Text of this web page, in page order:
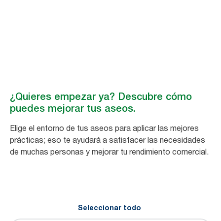
¿Quieres empezar ya? Descubre cómo
puedes mejorar tus aseos.
Elige el entorno de tus aseos para aplicar las mejores
prácticas; eso te ayudará a satisfacer las necesidades
de muchas personas y mejorar tu rendimiento comercial.
Seleccionar todo